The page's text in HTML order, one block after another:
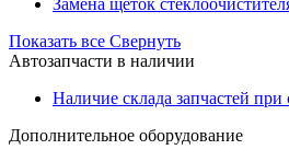
Показать все Свернуть
Автозапчасти в наличии
Наличие склада запчастей при
Дополнительное оборудование